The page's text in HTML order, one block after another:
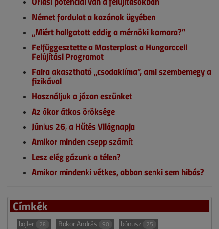
Német fordulat a kazánok ügyében
„Miért hallgatott eddig a mérnöki kamara?”
Felfüggesztette a Masterplast a Hungarocell
Felújítási Programot
Falra akasztható „csodaklíma”, ami szembemegy a
fizikával
Használjuk a józan eszünket
Az ókor átkos öröksége
Június 26, a Hűtés Világnapja
Amikor minden csepp számít
Lesz elég gázunk a télen?
Amikor mindenki vétkes, abban senki sem hibás?
Címkék
bojler 28 Bokor András 90 bónusz 25